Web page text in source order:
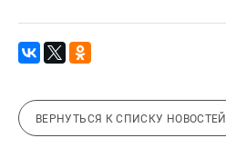
ВЕРНУТЬСЯ К СПИСКУ НОВОСТЕЙ